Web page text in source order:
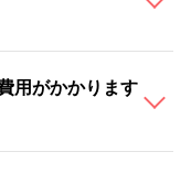
用がかかります